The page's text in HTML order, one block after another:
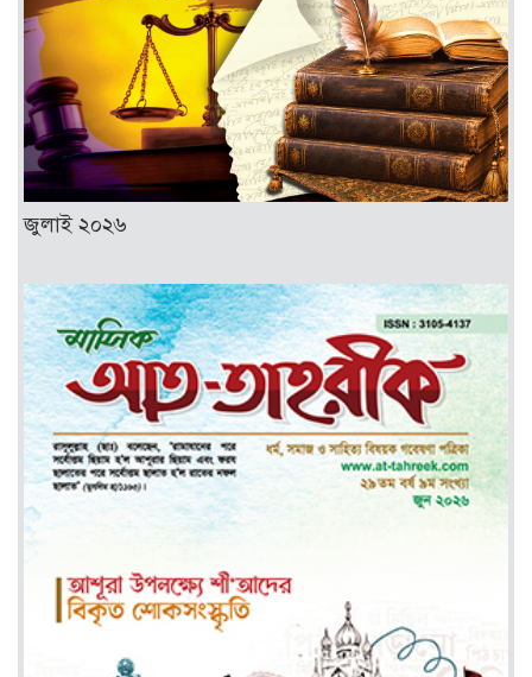
জুলাই ২০২৬